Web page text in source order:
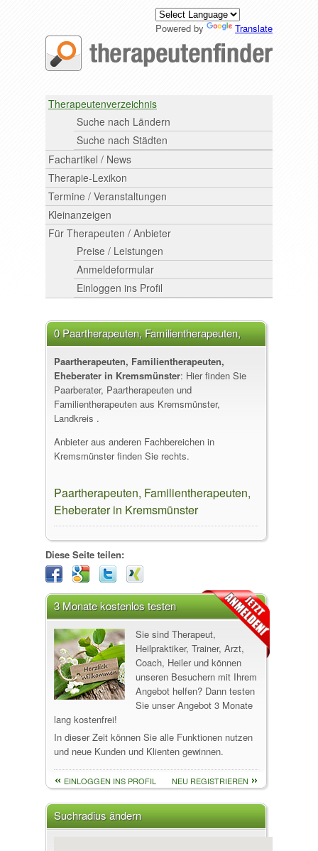
Powered by Translate
Therapeutenverzeichnis
Suche nach Ländern
Suche nach Städten
Fachartikel / News
Therapie-Lexikon
Termine / Veranstaltungen
Kleinanzeigen
Für Therapeuten / Anbieter
Preise / Leistungen
Anmeldeformular
Einloggen ins Profil
0 Paartherapeuten, Familientherapeuten,
Eheberater in Kremsmünster
Paartherapeuten, Familientherapeuten,
Eheberater in Kremsmünster: Hier finden Sie
Paarberater, Paartherapeuten und
Familientherapeuten aus Kremsmünster,
Landkreis .
Anbieter aus anderen Fachbereichen in
Kremsmünster finden Sie rechts.
Paartherapeuten, Familientherapeuten,
Eheberater in Kremsmünster
Diese Seite teilen:
3 Monate kostenlos testen
Sie sind Therapeut,
Heilpraktiker, Trainer, Arzt,
Coach, Heiler und können
unseren Besuchern mit Ihrem
Angebot helfen? Dann testen
Sie unser Angebot 3 Monate
lang kostenfrei!
In dieser Zeit können Sie alle Funktionen nutzen
und neue Kunden und Klienten gewinnen.
EINLOGGEN INS PROFIL NEU REGISTRIEREN
Suchradius ändern